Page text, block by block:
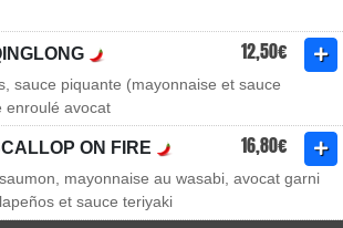
12,50€
sauce piquante (mayonnaise et sauce
enroulé avocat
ON FIRE 16,80€
mayonnaise au wasabi, avocat garni
et sauce teriyaki